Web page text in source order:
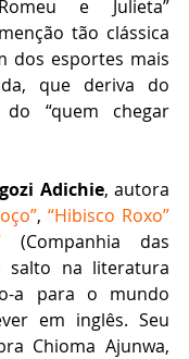
e Julieta”
tão clássica
dos esportes mais
que deriva do
“quem chegar
Adichie, autora
, “Hibisco Roxo”
(Companhia das
salto na literatura
a para o mundo
em inglês. Seu
Chioma Ajunwa,